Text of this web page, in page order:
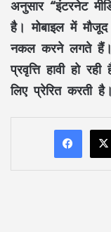
अनुसार “इंटरनेट
है। मोबाइल में
नकल करने लगते
प्रवृत्ति हावी हो
लिए प्रेरित करती